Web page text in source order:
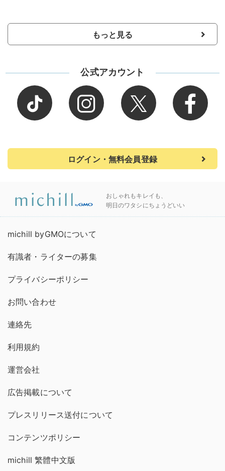
もっと見る
公式アカウント
ログイン・無料会員登録
おしゃれもキレイも、
明日のワタシにちょうどいい
michill byGMOについて
有識者・ライターの募集
プライバシーポリシー
お問い合わせ
連絡先
利用規約
運営会社
広告掲載について
プレスリリース送付について
コンテンツポリシー
michill 繁體中文版